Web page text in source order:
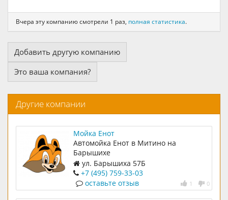
Вчера эту компанию смотрели 1 раз, полная статистика.
Добавить другую компанию
Это ваша компания?
Другие компании
Мойка Енот
Автомойка Енот в Митино на
Барышихе
ул. Барышиха 57Б
+7 (495) 759-33-03
1 0
оставьте отзыв